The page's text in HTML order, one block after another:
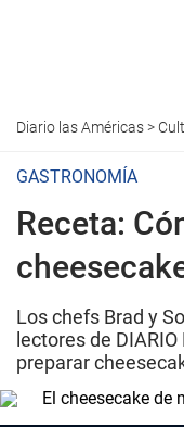
Diario las Américas>
GASTRONOMÍA
Receta:
Los chefs Brad y
lectores de
preparar